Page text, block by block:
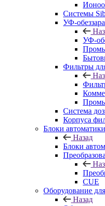
Системы
УФ-
УФ-
Фильтры
Система
Корпуса
Блоки
Назад
Блоки
CUE
Оборудование
Назад